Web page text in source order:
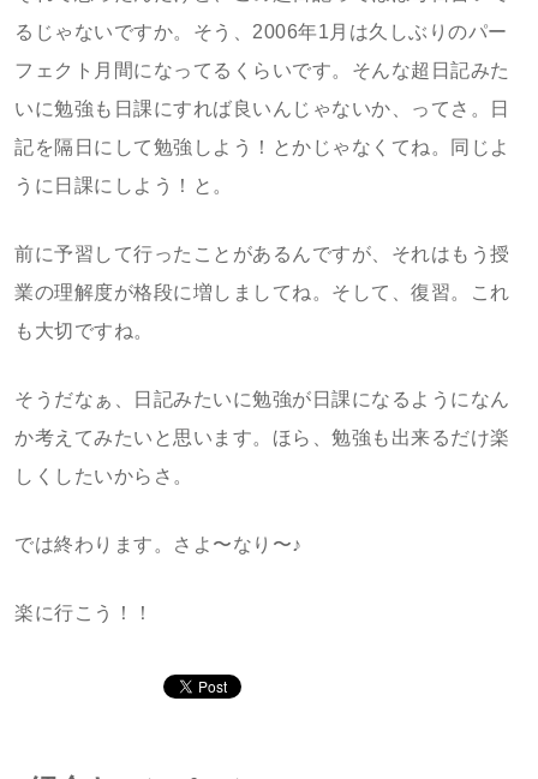
るじゃないですか。そう、2006年1月は久しぶりのパー
フェクト月間になってるくらいです。そんな超日記みた
いに勉強も日課にすれば良いんじゃないか、ってさ。日
記を隔日にして勉強しよう！とかじゃなくてね。同じよ
うに日課にしよう！と。
前に予習して行ったことがあるんですが、それはもう授
業の理解度が格段に増しましてね。そして、復習。これ
も大切ですね。
そうだなぁ、日記みたいに勉強が日課になるようになん
か考えてみたいと思います。ほら、勉強も出来るだけ楽
しくしたいからさ。
では終わります。さよ〜なり〜♪
楽に行こう！！